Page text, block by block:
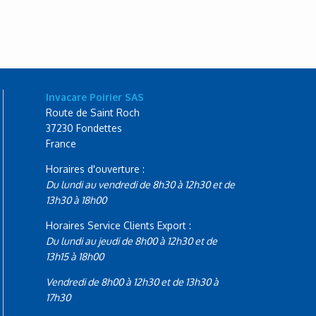
Invacare Poirier SAS
Route de Saint Roch
37230 Fondettes
France
Horaires d'ouverture :
Du lundi au vendredi de 8h30 à 12h30 et de
13h30 à 18h00
Horaires Service Clients Export :
Du lundi au jeudi de 8h00 à 12h30 et de
13h15 à 18h00
Vendredi de 8h00 à 12h30 et de 13h30 à
17h30